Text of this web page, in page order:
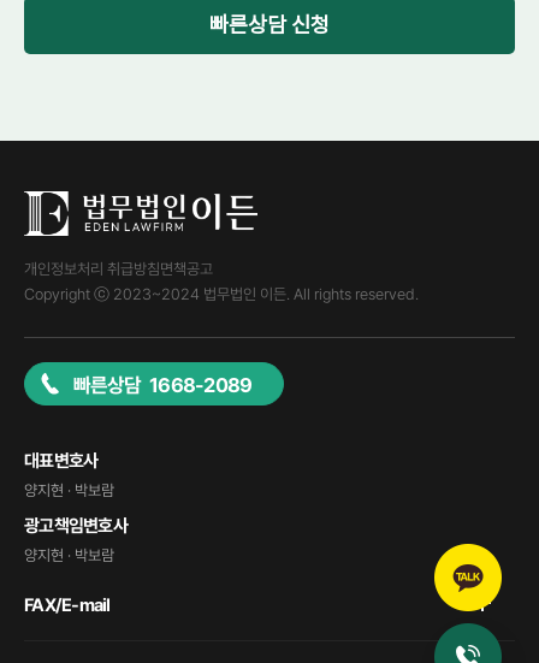
빠른상담 신청
개인정보처리 취급방침면책공고
Copyright ⓒ 2023~2024 법무법인 이든. All rights reserved.
빠른상담 1668-2089
대표변호사
양지현 · 박보람
광고책임변호사
양지현 · 박보람
FAX/E-mail